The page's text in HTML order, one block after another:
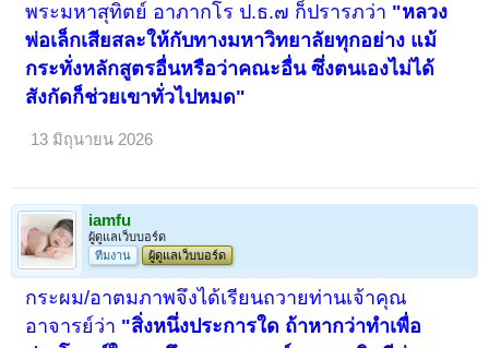
พระมหาสุทิตย์ อาภากโร ป.ธ.๗ ก็ปรารภว่า "หลวง
พ่อเล็กเสียสละให้กับทางมหาวิทยาลัยทุกอย่าง แม้
กระทั่งหลักสูตรอื่นหรือว่าคณะอื่น ซึ่งตนเองไม่ได้
สังกัดก็ช่วยเขาทั่วไปหมด"
13 มิถุนายน 2026
iamfu
ผู้ดูแลเว็บบอร์ด
ทีมงาน
ผู้ดูแลเว็บบอร์ด
กระผม/อาตมภาพจึงได้เรียนถวายท่านเจ้าคุณ
อาจารย์ว่า "สิ่งหนึ่งประการใด ถ้าหากว่าทำเพื่อ